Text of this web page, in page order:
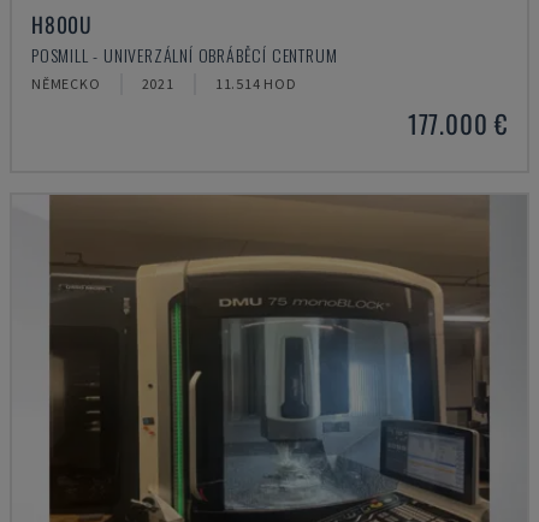
H800U
POSMILL - UNIVERZÁLNÍ OBRÁBĚCÍ CENTRUM
NĚMECKO 2021 11.514 HOD
177.000 €